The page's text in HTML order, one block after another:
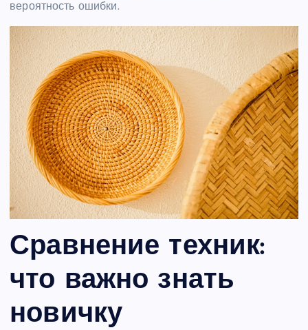
вероятность ошибки.
Сравнение техник:
что важно знать
новичку